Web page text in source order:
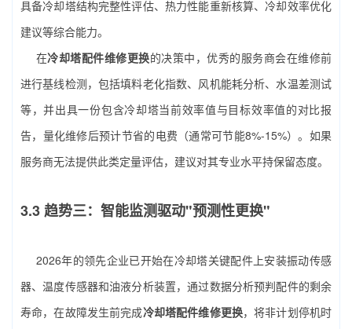
具备冷却塔结构完整性评估、热力性能重新核算、冷却效率优化
建议等综合能力。
在冷却塔配件维修更换的决策中，优秀的服务商会在维修前
进行基线检测，包括填料老化指数、风机能耗分析、水温差测试
等，并出具一份包含冷却塔当前效率值与目标效率值的对比报
告，量化维修后预计节省的电费（通常可节能8%-15%）。如果
服务商无法提供此类定量评估，建议对其专业水平持保留态度。
3.3 趋势三：智能监测驱动"预测性更换"
2026年的领先企业已开始在冷却塔关键配件上安装振动传感
器、温度传感器和油液分析装置，通过数据分析预判配件的剩余
寿命，在故障发生前完成冷却塔配件维修更换，将非计划停机时